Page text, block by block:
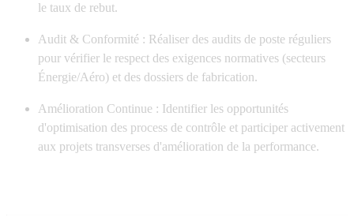
le taux de rebut.
Audit & Conformité : Réaliser des audits de poste réguliers
pour vérifier le respect des exigences normatives (secteurs
Énergie/Aéro) et des dossiers de fabrication.
Amélioration Continue : Identifier les opportunités
d'optimisation des process de contrôle et participer activement
aux projets transverses d'amélioration de la performance.